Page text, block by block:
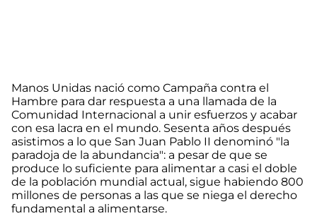
Manos Unidas nació como Campaña contra el
Hambre para dar respuesta a una llamada de la
Comunidad Internacional a unir esfuerzos y acabar
con esa lacra en el mundo. Sesenta años después
asistimos a lo que San Juan Pablo II denominó "la
paradoja de la abundancia": a pesar de que se
produce lo suficiente para alimentar a casi el doble
de la población mundial actual, sigue habiendo 800
millones de personas a las que se niega el derecho
fundamental a alimentarse.